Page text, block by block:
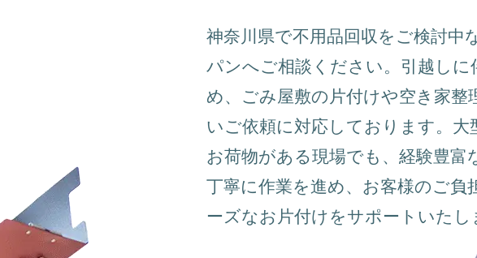
神奈川県で不用品回収をご検討中
パンへご相談ください。引越しに
め、ごみ屋敷の片付けや空き家整
いご依頼に対応しております。大
お荷物がある現場でも、経験豊富
丁寧に作業を進め、お客様のご負
ーズなお片付けをサポートいたし